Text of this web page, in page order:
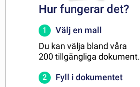
Hur fungerar det?
1
Välj en mall
Du kan välja bland våra
200 tillgängliga dokument.
2
Fyll i dokumentet